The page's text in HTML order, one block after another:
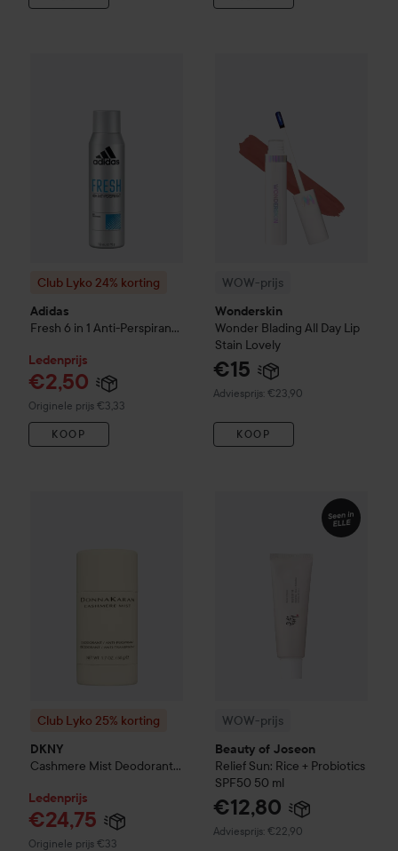
Club Lyko 24% korting
Adidas
Fresh 6 in 1 Anti-Perspirant
Ledenprijs
€2,50
Originele prijs €3,33
Normale prijs €3,33
KOOP
WOW-prijs
Wonderskin
Wonder Blading All Day Lip
Stain Lovely
€15
Adviesprijs: €23,90
Aanbevolen prijs €23,90
KOOP
Club Lyko 25% korting
DKNY
Cashmere Mist Deodorant
Ledenprijs
€24,75
Originele prijs €33
Normale prijs €33
Deodorant
WOW-prijs
Beauty of Joseon
Relief Sun: Rice + Probiotics
SPF50 50 ml
€12,80
Adviesprijs: €22,90
Aanbevolen prijs €22,90
Beauty of Joseon